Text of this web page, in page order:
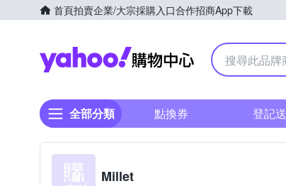
首頁拍賣企業/大宗採購入口合作招商App下載
Yahoo購物中心
全部分類 點換券 登記送
Millet